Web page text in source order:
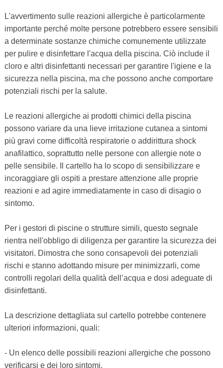
L'avvertimento sulle reazioni allergiche è particolarmente
importante perché molte persone potrebbero essere sensibili
a determinate sostanze chimiche comunemente utilizzate
per pulire e disinfettare l'acqua della piscina. Ciò include il
cloro e altri disinfettanti necessari per garantire l'igiene e la
sicurezza nella piscina, ma che possono anche comportare
potenziali rischi per la salute.
Le reazioni allergiche ai prodotti chimici della piscina
possono variare da una lieve irritazione cutanea a sintomi
più gravi come difficoltà respiratorie o addirittura shock
anafilattico, soprattutto nelle persone con allergie note o
pelle sensibile. Il cartello ha lo scopo di sensibilizzare e
incoraggiare gli ospiti a prestare attenzione alle proprie
reazioni e ad agire immediatamente in caso di disagio o
sintomo.
Per i gestori di piscine o strutture simili, questo segnale
rientra nell'obbligo di diligenza per garantire la sicurezza dei
visitatori. Dimostra che sono consapevoli dei potenziali
rischi e stanno adottando misure per minimizzarli, come
controlli regolari della qualità dell’acqua e dosi adeguate di
disinfettanti.
La descrizione dettagliata sul cartello potrebbe contenere
ulteriori informazioni, quali:
- Un elenco delle possibili reazioni allergiche che possono
verificarsi e dei loro sintomi.